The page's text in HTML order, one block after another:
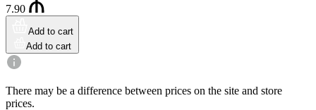
7.90
Add to cart
Add to cart
There may be a difference between prices on the site and store
prices.